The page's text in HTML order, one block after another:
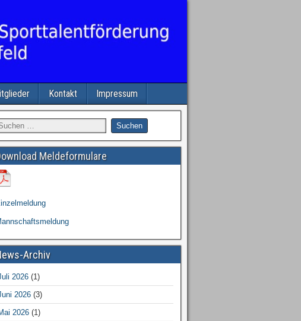
Kontakt Impressum
Meldeformulare
Archiv
2026(1)
2026(3)
2026(1)